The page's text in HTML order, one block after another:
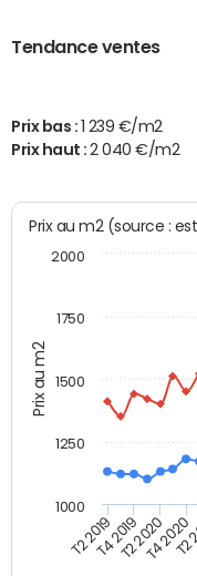
Tendance ventes
Prix bas : 1 239 €/m2
Prix haut :2 040 €/m2
Prix au m2
Prix au m2
T2 2019T4 2019T2 2020T4 2020
T2
1000
1250
1500
1750
2000